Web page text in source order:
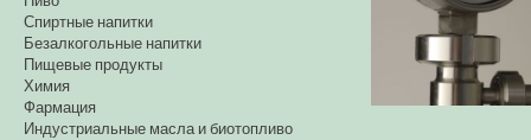
Спиртные напитки
Безалкогольные напитки
Пищевые продукты
Химия
Фармация
Индустриальные масла и биотопливо